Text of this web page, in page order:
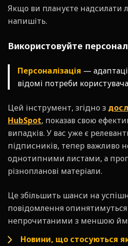
Якщо ви плануєте надсилати
напишіть.
Використовуйте
Персоналізація —
відомі потреби
Цей інструмент, згідно з
HubSpot, показав свою
випадків. У вас уже є
підписників, тепер важливо
однотипними листами, а
різнопланові матеріали.
Це збільшить шанси на
повідомлення
непрочитаними з меншою
Новини, що стосуються